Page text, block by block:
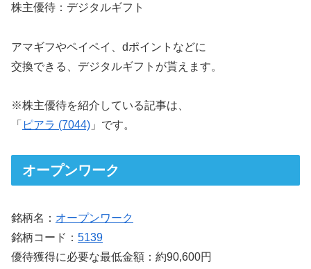
株主優待：デジタルギフト
アマギフやペイペイ、dポイントなどに
交換できる、デジタルギフトが貰えます。
※株主優待を紹介している記事は、
「 ピアラ (7044) 」です。
オープンワーク
銘柄名： オープンワーク
銘柄コード： 5139
優待獲得に必要な最低金額：約90,600円